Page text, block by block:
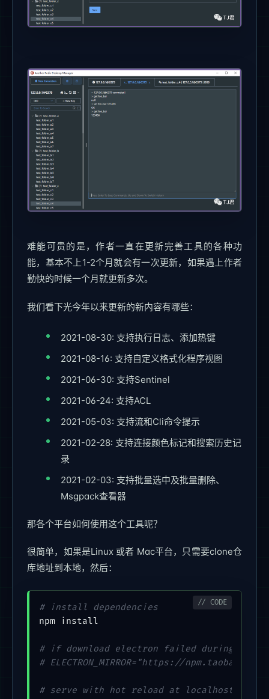
难能可贵的是，作者一直在更新完善工具的各种功
能，基本不上1-2个月就会有一次更新，如果遇上作者
勤快的时候一个月就更新多次。
我们看下光今年以来更新的新内容有哪些：
2021-08-30: 支持执行日志、添加热键
2021-08-16: 支持自定义格式化程序视图
2021-06-30: 支持Sentinel
2021-06-24: 支持ACL
2021-05-03: 支持流和Cli命令提示
2021-02-28: 支持连接颜色标记和搜索历史记
录
2021-02-03: 支持批量选中及批量删除、
Msgpack查看器
那各个平台如何使用这个工具呢？
很简单，如果是Linux 或者 Mac平台，只需要clone仓
库地址到本地，然后：
# install dependencies
npm install
# if download electron failed during
# ELECTRON_MIRROR="https://
# serve with hot reload at localhost:9988